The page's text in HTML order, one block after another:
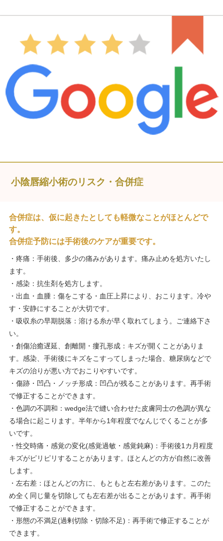
小陰唇縮小術のリスク・合併症
合併症は、仮に起きたとしても軽微なことがほとんどで
す。
合併症予防には手術後のケアが重要です。
・疼痛：手術後、多少の痛みがあります。痛み止めを処方いたし
ます。
・感染：抗生剤を処方します。
・出血・血腫：傷をこする・血圧上昇により、おこります。冷や
す・安静にすることが大切です。
・吸収糸の早期脱落：溶ける糸が早く取れてしまう。ご連絡下さ
い。
・創傷治癒遅延、創離開・瘻孔形成：キズが開くことがありま
す。感染、手術後にキズをこすってしまった場合、糖尿病などで
キズの治りが悪い方でおこりやすいです。
・傷跡・凹凸・ノッチ形成：凹凸が残ることがあります。再手術
で修正することができます。
・色調の不調和：wedge法で縫い合わせた皮膚同士の色調が異な
る場合に起こります。半年から1年程度でなんじでくることが多
いです。
・性交時痛・感覚の変化(感覚過敏・感覚鈍麻)：手術後1カ月程度
キズがピリピリすることがあります。ほとんどの方が自然に改善
します。
・左右差：ほとんどの方に、もともと左右差があります。このた
め全く同じ量を切除しても左右差が出ることがあります。再手術
で修正することができます。
・形態の不満足(過剰切除・切除不足)：再手術で修正することが
できます。